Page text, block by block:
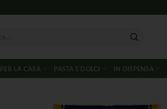
PER LA CASA PASTA E DOLCI IN DISPENSA